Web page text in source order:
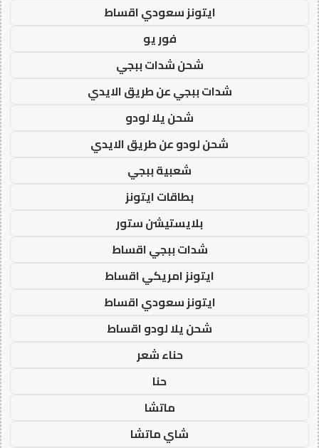
ايتونز سعودي اقساط
فور يو
شحن شدات ببجي
شدات ببجي عن طريق الايدي
شحن يلا لودو
شحن لودو عن طريق الايدي
شعبية ببجي
بطاقات ايتونز
بلايستيشن ستور
شدات ببجي اقساط
ايتونز امريكي اقساط
ايتونز سعودي اقساط
شحن يلا لودو اقساط
حناء شعر
حنا
ماتشا
شاي ماتشا